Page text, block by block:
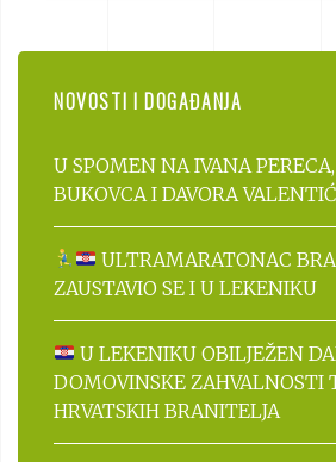
NOVOSTI I DOGAĐANJA
U SPOMEN NA IVANA
BUKOVCA I DAVORA
ULTRAMARATONAC
ZAUSTAVIO SE I U LEKENIKU
U LEKENIKU OBILJEŽEN
DOMOVINSKE ZAHVALNOSTI
HRVATSKIH BRANITELJA